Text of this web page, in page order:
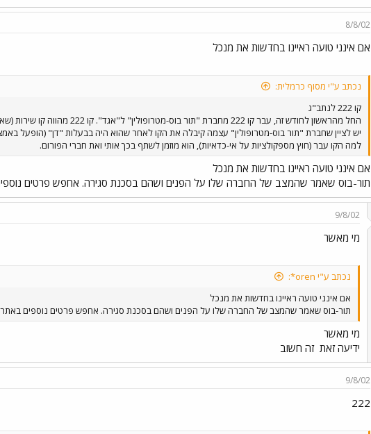
8/8/02
אם אינני טועה ראיינו בחדשות את מנכל
נכתב ע"י מסוף כרמלית:
קו 222 לנתב"ג
החל מהראשון לחודש זה, עבר קו
יש לציין שחברת "תור בוס-מטרופולין" עצמה קיבלה את הקו לאחר שהוא היה בבעלות "דן" (הופעל
למה הקו עבר (חוץ מספקולציות על אי-כדאיות), הוא מוזמן לשתף בכך אותי ואת חברי הפורום.
אם אינני טועה ראיינו בחדשות את מנכל
תור-בוס שאמר שהמצב של החברה שלו על הפנים ושהם בסכנת סגירה. אחפש פרטים
9/8/02
מי מאשר
נכתב ע"י oren*:
אם אינני טועה ראיינו בחדשות את מנכל
תור-בוס שאמר שהמצב של החברה שלו על הפנים ושהם בסכנת סגירה. אחפש פרטים נוספים
מי מאשר
ידיעה זאת זה חשוב
9/8/02
222